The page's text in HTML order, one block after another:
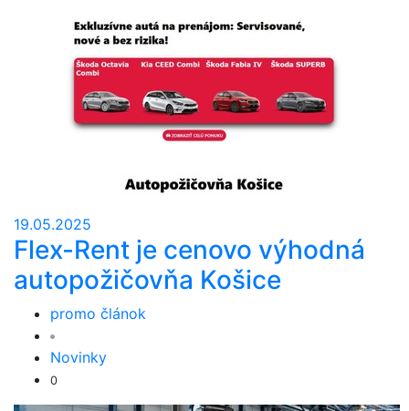
19.05.2025
Flex-Rent je cenovo výhodná
autopožičovňa Košice
promo článok
Novinky
0